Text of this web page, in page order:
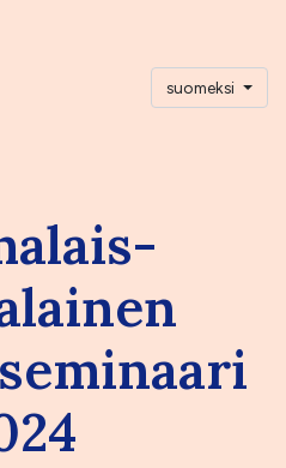
suomeksi